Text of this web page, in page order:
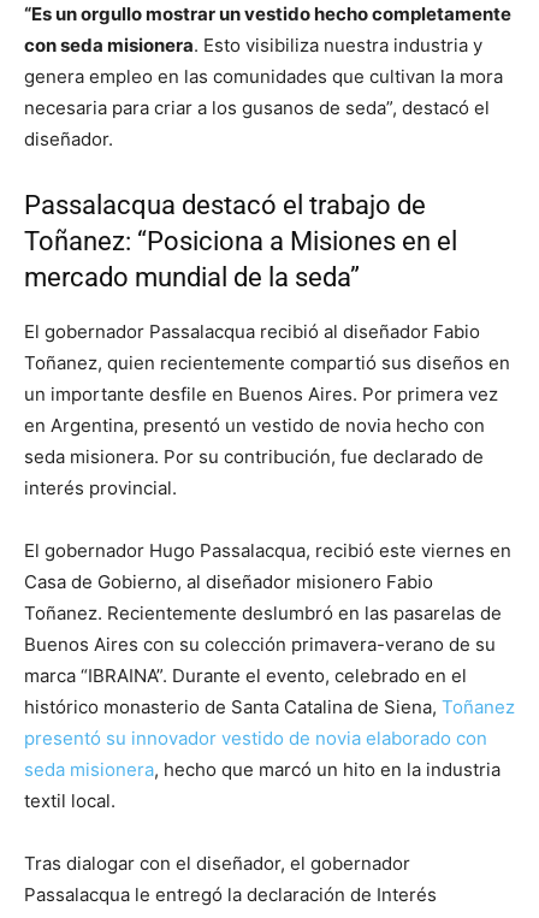
“Es un orgullo mostrar un vestido hecho completamente
con seda misionera. Esto visibiliza nuestra industria y
genera empleo en las comunidades que cultivan la mora
necesaria para criar a los gusanos de seda”, destacó el
diseñador.
Passalacqua destacó el trabajo de
Toñanez: “Posiciona a Misiones en el
mercado mundial de la seda”
El gobernador Passalacqua recibió al diseñador Fabio
Toñanez, quien recientemente compartió sus diseños en
un importante desfile en Buenos Aires. Por primera vez
en Argentina, presentó un vestido de novia hecho con
seda misionera. Por su contribución, fue declarado de
interés provincial.
El gobernador Hugo Passalacqua, recibió este viernes en
Casa de Gobierno, al diseñador misionero Fabio
Toñanez. Recientemente deslumbró en las pasarelas de
Buenos Aires con su colección primavera-verano de su
marca “IBRAINA”. Durante el evento, celebrado en el
histórico monasterio de Santa Catalina de Siena, Toñanez
presentó su innovador vestido de novia elaborado con
seda misionera, hecho que marcó un hito en la industria
textil local.
Tras dialogar con el diseñador, el gobernador
Passalacqua le entregó la declaración de Interés